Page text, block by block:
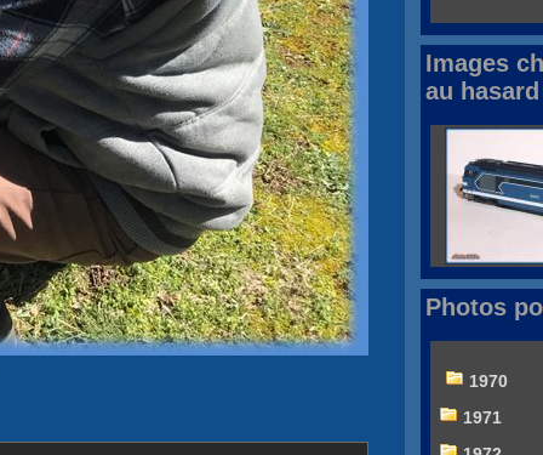
Images
au hasard
Photos
1970
1971